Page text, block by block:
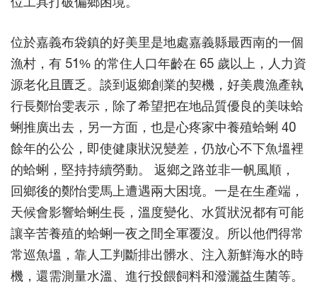
位於嘉義布袋鎮的好美里是地處嘉義縣最西南的一個
漁村，有 51% 的常住人口年齡在 65 歲以上，人力資
源老化且匱乏。談到返鄉創業的契機，好美農漁產執
行長鄭怡雯表示，除了希望把在地品質優良的美味蛤
蜊推廣出去，另一方面，也是心疼家中養殖蛤蜊 40
餘年的公公，即使健康狀況變差，仍放心不下魚塭裡
的蛤蜊，堅持持續勞動。 返鄉之路並非一帆風順，
回鄉後的鄭怡雯馬上遭遇兩大困境。一是在生產端，
天候會影響蛤蜊生長，溫度變化、水質狀況都有可能
讓辛苦養殖的蛤蜊一夜之間全軍覆沒。所以他們得常
常巡魚塭，靠人工判斷排出髒水、注入新鮮海水的時
機，還需測量水溫、進行投餵飼料和潑灑益生菌等。